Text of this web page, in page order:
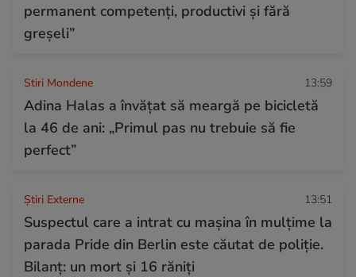
permanent competenți, productivi și fără
greșeli”
Stiri Mondene 13:59
Adina Halas a învățat să meargă pe bicicletă
la 46 de ani: „Primul pas nu trebuie să fie
perfect”
Știri Externe 13:51
Suspectul care a intrat cu mașina în mulțime la
parada Pride din Berlin este căutat de poliție.
Bilanț: un mort și 16 răniți